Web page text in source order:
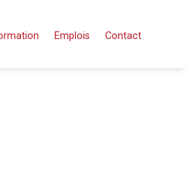
Emplois Contact